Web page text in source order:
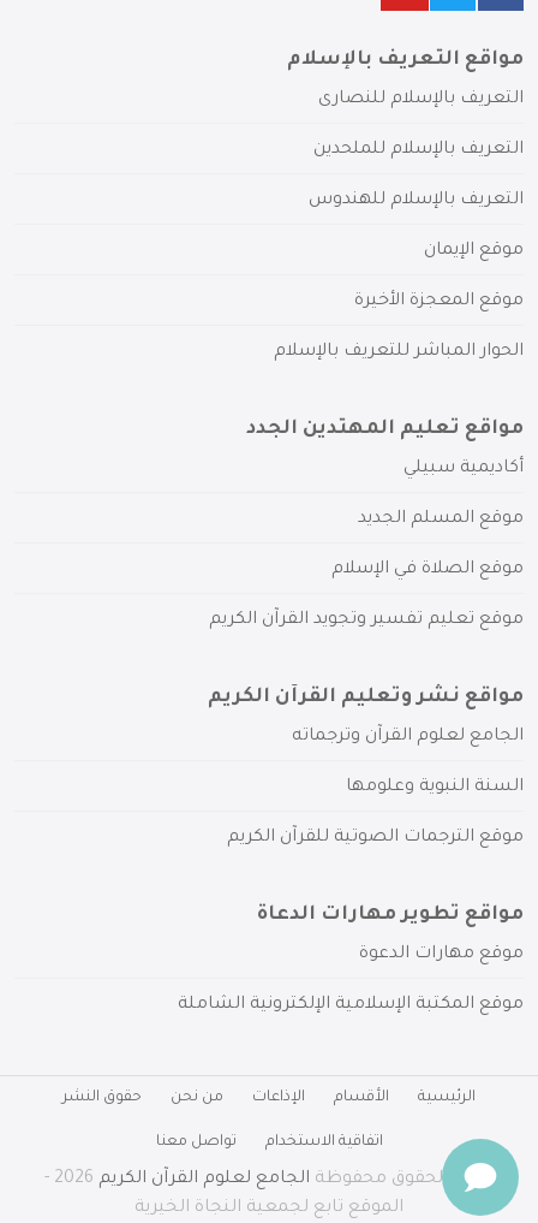
مواقع التعريف بالإسلام
التعريف بالإسلام للنصارى
التعريف بالإسلام للملحدين
التعريف بالإسلام للهندوس
موقع الإيمان
موقع المعجزة الأخيرة
الحوار المباشر للتعريف بالإسلام
مواقع تعليم المهتدين الجدد
أكاديمية سبيلي
موقع المسلم الجديد
موقع الصلاة في الإسلام
موقع تعليم تفسير وتجويد القرآن الكريم
مواقع نشر وتعليم القرآن الكريم
الجامع لعلوم القرآن وترجماته
السنة النبوية وعلومها
موقع الترجمات الصوتية للقرآن الكريم
مواقع تطوير مهارات الدعاة
موقع مهارات الدعوة
موقع المكتبة الإسلامية الإلكترونية الشاملة
الرئيسية الأقسام الإذاعات من نحن حقوق النشر
اتفاقية الاستخدام تواصل معنا
جميع الحقوق محفوظة الجامع لعلوم القرآن الكريم
2026 -
الموقع تابع لجمعية النجاة الخيرية